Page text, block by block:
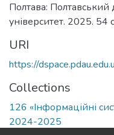
Полтава:
університет. 2025. 54
URI
https://
Collections
126 «Інформаційні
2024-2025